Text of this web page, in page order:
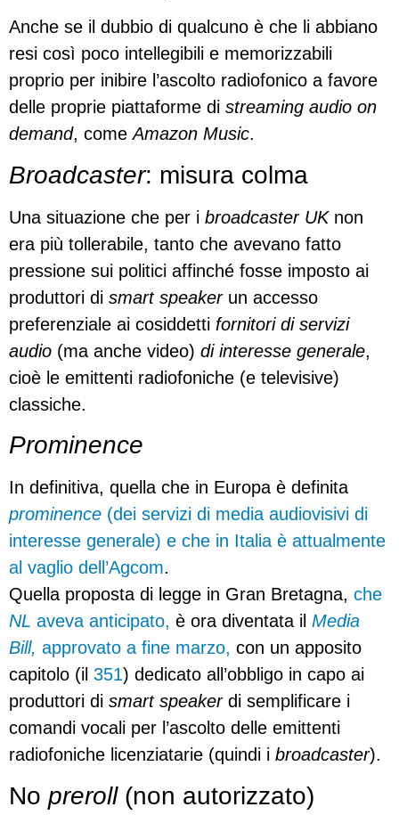
Anche se il dubbio di qualcuno è che li abbiano
resi così poco intellegibili e memorizzabili
proprio per inibire l’ascolto radiofonico a favore
delle proprie piattaforme di streaming audio on
demand, comeAmazon Music.
Broadcaster: misura colma
Una situazione che per i broadcaster UKnon
era più tollerabile, tanto che avevano fatto
pressione sui politici affinché fosse imposto ai
produttori di smart speakerun accesso
preferenziale ai cosiddetti fornitori di servizi
audio (ma anche video) di interesse generale,
cioè le emittenti radiofoniche (e televisive)
classiche.
Prominence
In definitiva, quella che in Europa è definita
prominence (dei servizi di media audiovisivi di
interesse generale) e che in Italia è attualmente
al vaglio dell’Agcom.
Quella proposta di legge in Gran Bretagna, che
NL aveva anticipato, è ora diventata il Media
Bill, approvato a fine marzo, con un apposito
capitolo (il 351) dedicato all’obbligo in capo ai
produttori di smart speakerdi semplificare i
comandi vocali per l’ascolto delle emittenti
radiofoniche licenziatarie (quindi i broadcaster).
No preroll(non autorizzato)